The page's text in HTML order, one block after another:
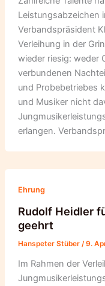
Leistungsabzeichen
Verbandspräsident
Verleihung in der
wieder riesig: weder
verbundenen
und Probebetriebes
und Musiker nicht
erlangen.
Ehrung
Rudolf Heidler
geehrt
Hanspeter Stüber /9.
Im Rahmen der